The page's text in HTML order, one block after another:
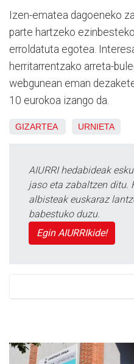
Izen-ematea dagoeneko
parte hartzeko
erroldatuta egotea.
herritarrentzako arreta-
webgunean eman
10 eurokoa izango da.
GIZARTEA URNIETA
AIURRI hedabideak
jaso eta zabaltzen ditu.
albisteak euskaraz
babestuko duzu.
Egin AIURRIkide!